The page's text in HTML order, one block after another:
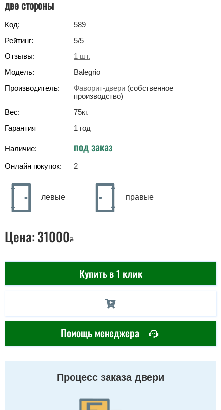
две стороны
Код:
589
Рейтинг:
5/5
Отзывы:
1 шт.
Модель:
Balegrio
Производитель:
Фаворит-двери (собственное
производство)
Вес:
75кг.
Гарантия
1 год
Наличие: под заказ
Онлайн покупок: 2
левые правые
Цена: 31000₴
Купить в 1 клик
Помощь менеджера
Процесс заказа двери